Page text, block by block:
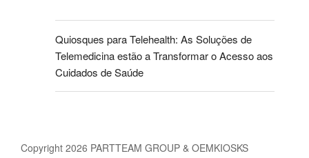
Quiosques para Telehealth: As Soluções de
Telemedicina estão a Transformar o Acesso aos
Cuidados de Saúde
Copyright 2026 PARTTEAM GROUP & OEMKIOSKS